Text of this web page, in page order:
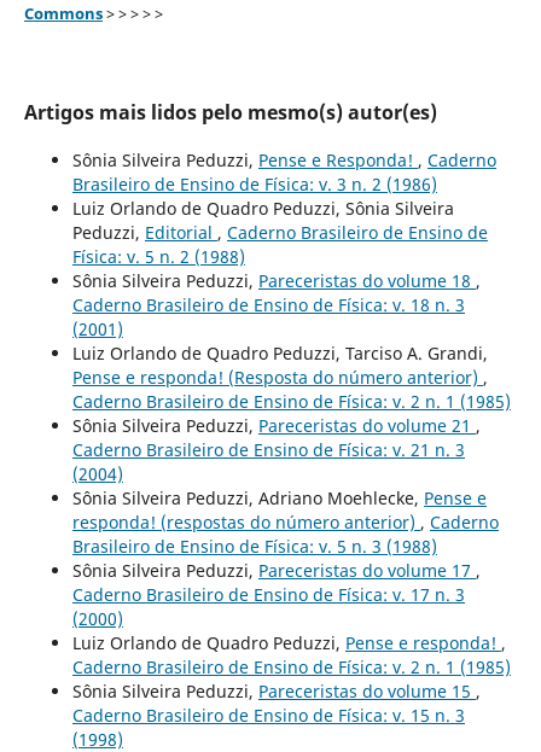
Commons> > > > >
Artigos mais lidos pelo mesmo(s) autor(es)
Sônia Silveira Peduzzi, Pense e Responda! , Caderno
Brasileiro de Ensino de Física: v. 3 n. 2 (1986)
Luiz Orlando de Quadro Peduzzi, Sônia Silveira
Peduzzi, Editorial , Caderno Brasileiro de Ensino de
Física: v. 5 n. 2 (1988)
Sônia Silveira Peduzzi, Pareceristas do volume 18 ,
Caderno Brasileiro de Ensino de Física: v. 18 n. 3
(2001)
Luiz Orlando de Quadro Peduzzi, Tarciso A. Grandi,
Pense e responda! (Resposta do número anterior) ,
Caderno Brasileiro de Ensino de Física: v. 2 n. 1 (1985)
Sônia Silveira Peduzzi, Pareceristas do volume 21 ,
Caderno Brasileiro de Ensino de Física: v. 21 n. 3
(2004)
Sônia Silveira Peduzzi, Adriano Moehlecke, Pense e
responda! (respostas do número anterior) , Caderno
Brasileiro de Ensino de Física: v. 5 n. 3 (1988)
Sônia Silveira Peduzzi, Pareceristas do volume 17 ,
Caderno Brasileiro de Ensino de Física: v. 17 n. 3
(2000)
Luiz Orlando de Quadro Peduzzi, Pense e responda! ,
Caderno Brasileiro de Ensino de Física: v. 2 n. 1 (1985)
Sônia Silveira Peduzzi, Pareceristas do volume 15 ,
Caderno Brasileiro de Ensino de Física: v. 15 n. 3
(1998)